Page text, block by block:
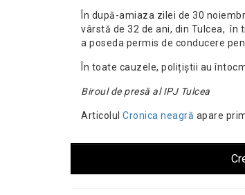
În după-amiaza zilei de 30
vârstă de 32 de ani, din Tulcea, în
a poseda permis de conducere
În toate cauzele, polițiștii au
Biroul de presă al IPJ Tulcea
Articolul Cronica neagră apare